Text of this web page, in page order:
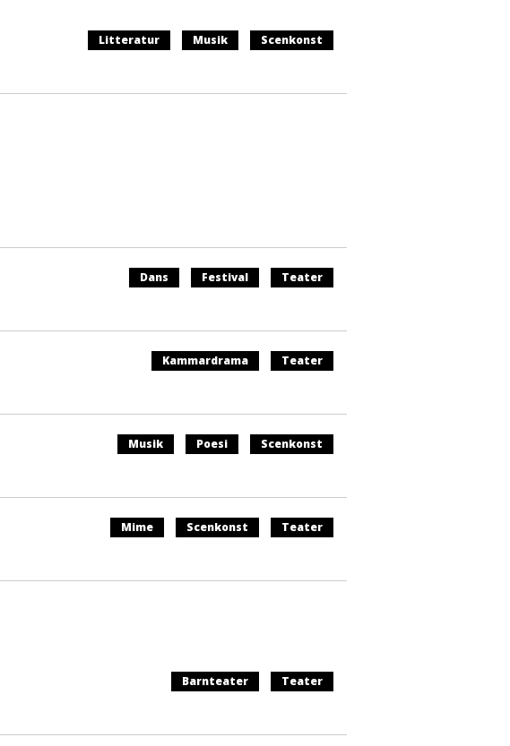
Litteratur Musik Scenkonst
Dans Festival Teater
Kammardrama Teater
Musik Poesi Scenkonst
Mime Scenkonst Teater
Barnteater Teater